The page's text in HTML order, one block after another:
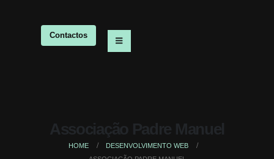
Contactos
Associação Padre Manuel
HOME
DESENVOLVIMENTO WEB